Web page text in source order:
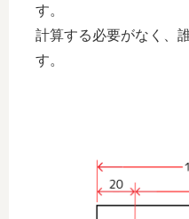
す。
計算する必要がなく、
す。